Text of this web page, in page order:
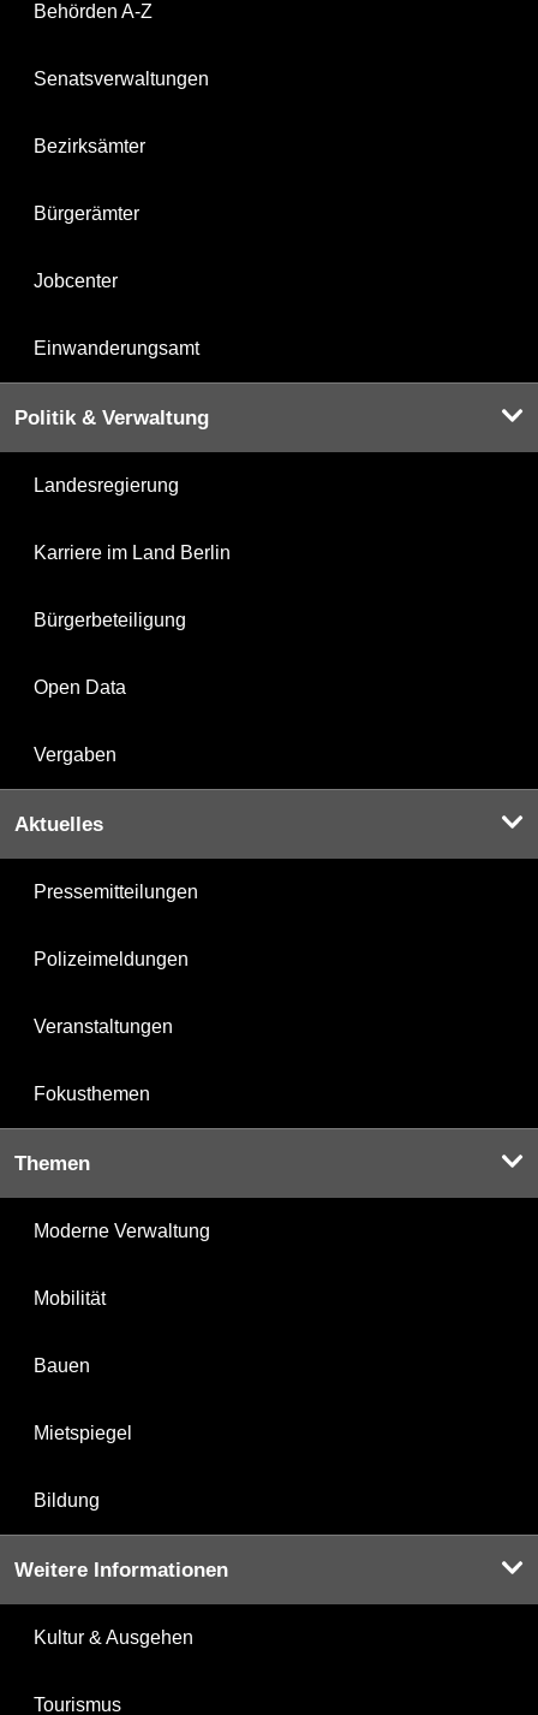
Behörden A-Z
Senatsverwaltungen
Bezirksämter
Bürgerämter
Jobcenter
Einwanderungsamt
Politik & Verwaltung
Landesregierung
Karriere im Land Berlin
Bürgerbeteiligung
Open Data
Vergaben
Aktuelles
Pressemitteilungen
Polizeimeldungen
Veranstaltungen
Fokusthemen
Themen
Moderne Verwaltung
Mobilität
Bauen
Mietspiegel
Bildung
Weitere Informationen
Kultur & Ausgehen
Tourismus